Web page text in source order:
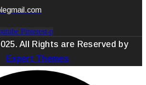
Pinterest-p
All Rights are Reserved by
Expert Themes